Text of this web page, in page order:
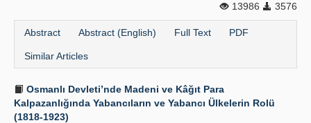
13986
3576
Abstract Abstract (English) Full Text PDF
Similar Articles
Osmanlı Devleti’nde Madeni ve Kâğıt Para
Kalpazanlığında Yabancıların ve Yabancı Ülkelerin Rolü
(1818-1923)